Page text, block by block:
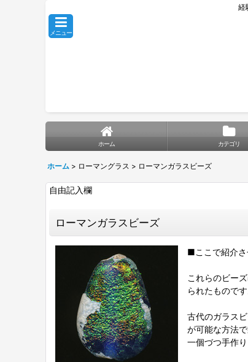
経
メニュー
ホーム カテゴリ
ホーム > ローマングラス > ローマンガラスビーズ
自由記入欄
ローマンガラスビーズ
■ここで紹介さ
これらのビー
られたものです
古代のガラス
が可能な方法
一個づつ手作